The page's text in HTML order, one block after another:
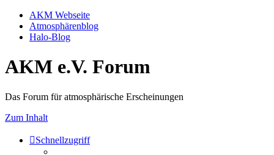
AKM Webseite
Atmosphärenblog
Halo-Blog
AKM e.V. Forum
Das Forum für atmosphärische Erscheinungen
Zum Inhalt
Schnellzugriff